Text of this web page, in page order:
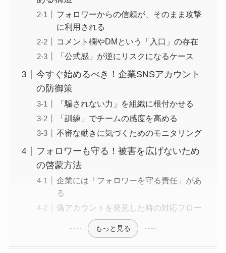
フォロワーからの信頼が、そのまま攻撃
に利用される
コメント欄やDMという「入口」の存在
「公式感」が逆にリスクになるケース
今すぐ始めるべき！企業SNSアカウント
の防御策
「騙されない力」を組織に根付かせる
「訓練」でチームの感度を高める
不審な動きに気づくためのモニタリング
フォロワーも守る！被害を広げないため
の啓蒙方法
企業には「フォロワーを守る責任」があ
る
偽アカウントを発見した時の対応フロー
もっと見る